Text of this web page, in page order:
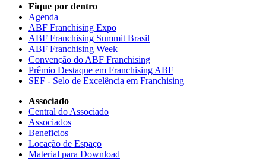
Fique por dentro
Agenda
ABF Franchising Expo
ABF Franchising Summit Brasil
ABF Franchising Week
Convenção do ABF Franchising
Prêmio Destaque em Franchising ABF
SEF - Selo de Excelência em Franchising
Associado
Central do Associado
Associados
Beneficios
Locação de Espaço
Material para Download